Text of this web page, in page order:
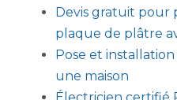
Devis gratuit pour
plaque de plâtre
Pose et
une maison